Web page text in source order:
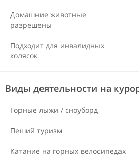
Домашние животные
разрешены
Подходит для инвалидных
колясок
Виды деятельности на
Горные лыжи / сноуборд
Пеший туризм
Катание на горных велосипедах